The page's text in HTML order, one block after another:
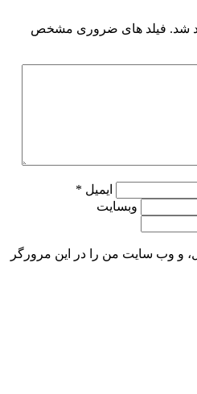
شد. فیلد های ضروری مشخص
ایمیل *
وبسایت
و وب سایت من را در این مرورگر